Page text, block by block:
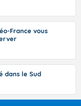
France vous
dans le Sud